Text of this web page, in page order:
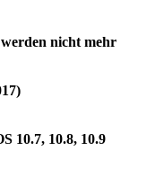
nicht mehr
10.7, 10.8, 10.9